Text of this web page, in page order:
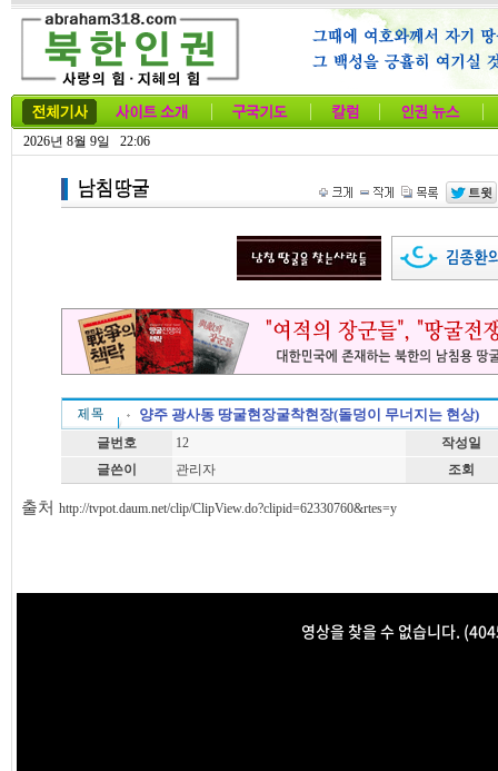
2026년 8월 9일 22:06
양주 광사동 땅굴현장굴착현장(돌덩이 무너지는 현상)
글번호 12
작성일
글쓴이
관리자 조회
출처 http://tvpot.daum.net/clip/ClipView.do?clipid=62330760&rtes=y